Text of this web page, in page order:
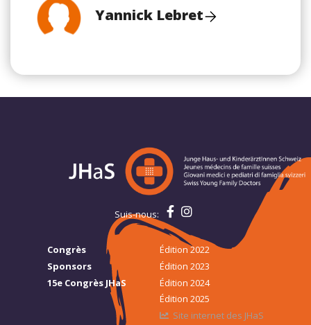
Yannick Lebret
Suis-nous:
Congrès
Sponsors
15e Congrès JHaS
Édition 2022
Édition 2023
Édition 2024
Édition 2025
Site internet des JHaS